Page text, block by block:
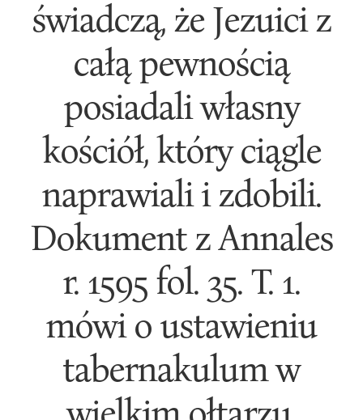
świadczą, że Jezuici z
całą pewnością
posiadali własny
kościół, który ciągle
naprawiali i zdobili.
Dokument z Annales
r. 1595 fol. 35. T. 1.
mówi o ustawieniu
tabernakulum w
wielkim ołtarzu,